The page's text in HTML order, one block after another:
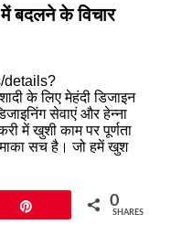
बदलने के विचार
details?
के लिए मेहंदी डिजाइन
सेवाएं और हेन्ना
में खुशी काम पर पूर्णता
सच है। जो हमें खुश
0
SHARES